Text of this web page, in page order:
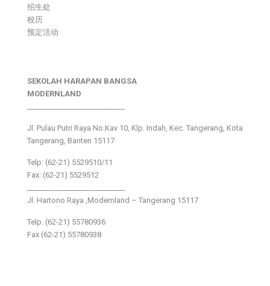
招生处
校历
预定活动
SEKOLAH HARAPAN BANGSA
MODERNLAND
Jl. Pulau Putri Raya No.Kav 10, Klp. Indah, Kec. Tangerang, Kota
Tangerang, Banten 15117
Telp: (62-21) 5529510/11
Fax: (62-21) 5529512
Jl. Hartono Raya ,Modernland – Tangerang 15117
Telp. (62-21) 55780936
Fax (62-21) 55780938